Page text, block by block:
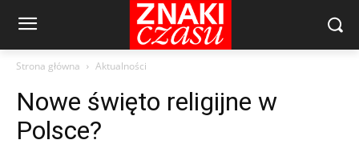
Strona główna Aktualności
Nowe święto religijne w
Polsce?